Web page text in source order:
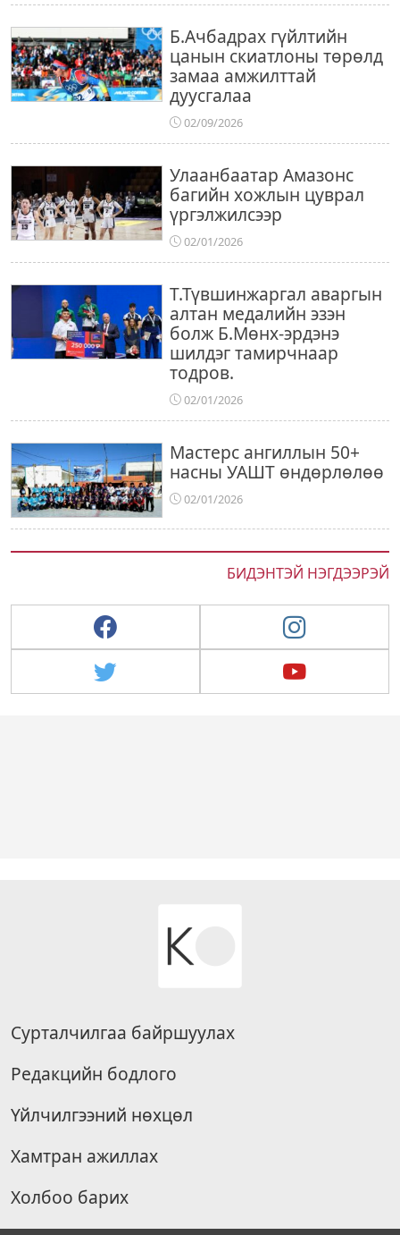
Б.Ачбадрах гүйлтийн
цанын скиатлоны төрөлд
замаа амжилттай
дуусгалаа
02/09/2026
Улаанбаатар Амазонс
багийн хожлын цуврал
үргэлжилсээр
02/01/2026
Т.Түвшинжаргал аваргын
алтан медалийн эзэн
болж Б.Мөнх-эрдэнэ
шилдэг тамирчнаар
тодров.
02/01/2026
Мастерс ангиллын 50+
насны УАШТ өндөрлөлөө
02/01/2026
БИДЭНТЭЙ НЭГДЭЭРЭЙ
Сурталчилгаа байршуулах
Редакцийн бодлого
Үйлчилгээний нөхцөл
Хамтран ажиллах
Холбоо барих